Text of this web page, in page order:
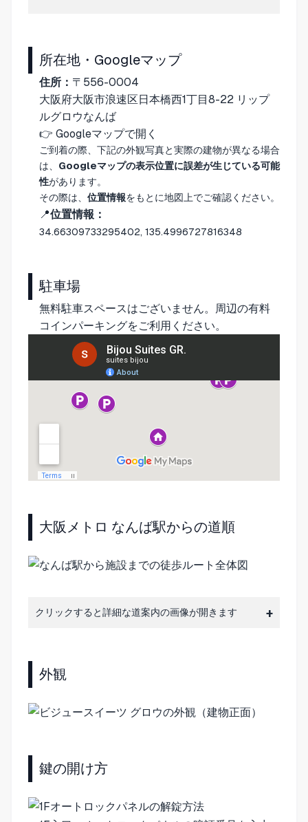
所在地・Googleマップ
住所： 〒556-0004
大阪府大阪市浪速区日本橋西1丁目8-22 リップ
ルグロウなんば
👉 Googleマップで開く
ご到着の際、下記の外観写真と実際の建物が異なる場合
は、 Googleマップの表示位置に誤差が生じている可能
性があります。
その際は、 位置情報をもとに地図上でご確認ください。
📍位置情報：
34.66309733295402, 135.4996727816348
駐車場
無料駐車スペースはございません。周辺の有料
コインパーキングをご利用ください。
大阪メトロ なんば駅からの道順
クリックすると詳細な道案内の画像が開きます
外観
鍵の開け方